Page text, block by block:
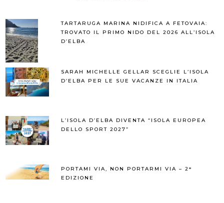
TARTARUGA MARINA NIDIFICA A FETOVAIA:
TROVATO IL PRIMO NIDO DEL 2026 ALL’ISOLA
D’ELBA
SARAH MICHELLE GELLAR SCEGLIE L’ISOLA
D’ELBA PER LE SUE VACANZE IN ITALIA
L’ISOLA D’ELBA DIVENTA “ISOLA EUROPEA
DELLO SPORT 2027”
PORTAMI VIA, NON PORTARMI VIA – 2°
EDIZIONE